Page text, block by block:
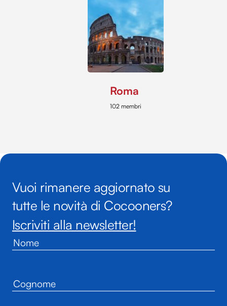
Roma
102 membri
Vuoi rimanere aggiornato su
tutte le novità di Cocooners?
Iscriviti alla newsletter!